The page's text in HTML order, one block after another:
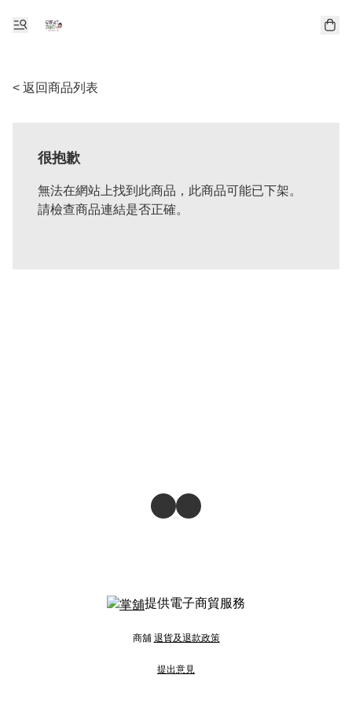
< 返回商品列表
很抱歉
無法在網站上找到此商品，此商品可能已下架。
請檢查商品連結是否正確。
提供電子商貿服務
商舖 退貨及退款政策
提出意見